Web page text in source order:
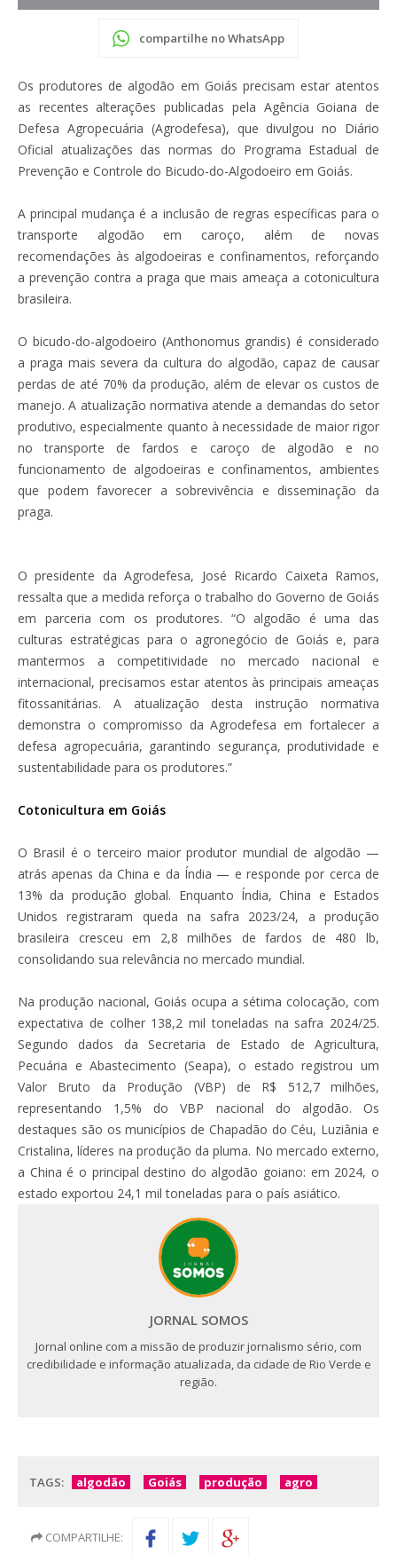
compartilhe no WhatsApp
Os produtores de algodão em Goiás precisam estar atentos
as recentes alterações publicadas pela Agência Goiana de
Defesa Agropecuária (Agrodefesa), que divulgou no Diário
Oficial atualizações das normas do Programa Estadual de
Prevenção e Controle do Bicudo-do-Algodoeiro em Goiás.
A principal mudança é a inclusão de regras específicas para o
transporte algodão em caroço, além de novas
recomendações às algodoeiras e confinamentos, reforçando
a prevenção contra a praga que mais ameaça a cotonicultura
brasileira.
O bicudo-do-algodoeiro (Anthonomus grandis) é considerado
a praga mais severa da cultura do algodão, capaz de causar
perdas de até 70% da produção, além de elevar os custos de
manejo. A atualização normativa atende a demandas do setor
produtivo, especialmente quanto à necessidade de maior rigor
no transporte de fardos e caroço de algodão e no
funcionamento de algodoeiras e confinamentos, ambientes
que podem favorecer a sobrevivência e disseminação da
praga.
O presidente da Agrodefesa, José Ricardo Caixeta Ramos,
ressalta que a medida reforça o trabalho do Governo de Goiás
em parceria com os produtores. “O algodão é uma das
culturas estratégicas para o agronegócio de Goiás e, para
mantermos a competitividade no mercado nacional e
internacional, precisamos estar atentos às principais ameaças
fitossanitárias. A atualização desta instrução normativa
demonstra o compromisso da Agrodefesa em fortalecer a
defesa agropecuária, garantindo segurança, produtividade e
sustentabilidade para os produtores.”
Cotonicultura em Goiás
O Brasil é o terceiro maior produtor mundial de algodão —
atrás apenas da China e da Índia — e responde por cerca de
13% da produção global. Enquanto Índia, China e Estados
Unidos registraram queda na safra 2023/24, a produção
brasileira cresceu em 2,8 milhões de fardos de 480 lb,
consolidando sua relevância no mercado mundial.
Na produção nacional, Goiás ocupa a sétima colocação, com
expectativa de colher 138,2 mil toneladas na safra 2024/25.
Segundo dados da Secretaria de Estado de Agricultura,
Pecuária e Abastecimento (Seapa), o estado registrou um
Valor Bruto da Produção (VBP) de R$ 512,7 milhões,
representando 1,5% do VBP nacional do algodão. Os
destaques são os municípios de Chapadão do Céu, Luziânia e
Cristalina, líderes na produção da pluma. No mercado externo,
a China é o principal destino do algodão goiano: em 2024, o
estado exportou 24,1 mil toneladas para o país asiático.
JORNAL SOMOS
Jornal online com a missão de produzir jornalismo sério, com
credibilidade e informação atualizada, da cidade de Rio Verde e
região.
TAGS: algodão Goiás produção agro
COMPARTILHE: